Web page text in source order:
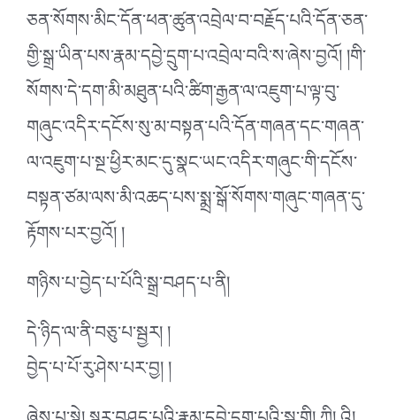
ཅན་སོགས་མིང་དོན་ཕན་ཚུན་འབྲེལ་བ་བརྗོད་པའི་དོན་ཅན་
གྱི་སྒྲ་ཡིན་པས་རྣམ་དབྱེ་དྲུག་པ་འབྲེལ་བའི་ས་ཞེས་བྱའོ། །གི་
སོགས་དེ་དག་མི་མཐུན་པའི་ཚིག་རྒྱན་ལ་འཇུག་པ་ལྟ་བུ་
གཞུང་འདིར་དངོས་སུ་མ་བསྟན་པའི་དོན་གཞན་དང་གཞན་
ལ་འཇུག་པ་སྔ་ཕྱིར་མང་དུ་སྣང་ཡང་འདིར་གཞུང་གི་དངོས་
བསྟན་ཙམ་ལས་མི་འཆད་པས་སྨྲ་སྒོ་སོགས་གཞུང་གཞན་དུ་
རྟོགས་པར་བྱའོ། །
གཉིས་པ་བྱེད་པ་པོའི་སྒྲ་བཤད་པ་ནི།
དེ་ཉིད་ལ་ནི་བཅུ་པ་སྦྱར། །
བྱེད་པ་པོ་རུ་ཤེས་པར་བྱ། །